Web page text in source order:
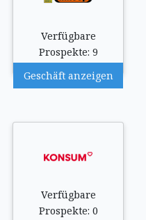
Verfügbare
Prospekte: 9
Geschäft anzeigen
Verfügbare
Prospekte: 0